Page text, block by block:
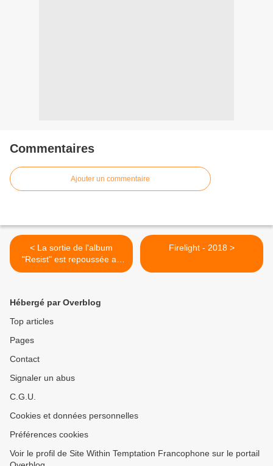
Commentaires
Ajouter un commentaire
< La sortie de l'album
"Resist" est repoussée au
1er février 2019
Firelight - 2018 >
Hébergé par Overblog
Top articles
Pages
Contact
Signaler un abus
C.G.U.
Cookies et données personnelles
Préférences cookies
Voir le profil de Site Within Temptation Francophone sur le portail